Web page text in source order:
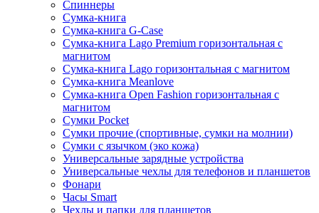
Спиннеры
Сумка-книга
Сумка-книга G-Case
Сумка-книга Lago Premium горизонтальная с
магнитом
Сумка-книга Lago горизонтальная с магнитом
Сумка-книга Meanlove
Сумка-книга Open Fashion горизонтальная с
магнитом
Сумки Pocket
Сумки прочие (спортивные, сумки на молнии)
Сумки с язычком (эко кожа)
Универсальные зарядные устройства
Универсальные чехлы для телефонов и планшетов
Фонари
Часы Smart
Чехлы и папки для планшетов